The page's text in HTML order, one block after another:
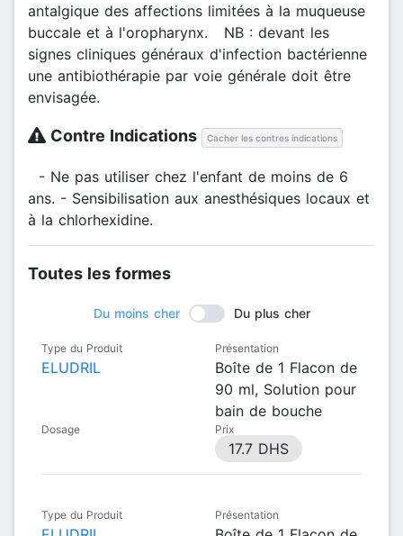
antalgique des affections limitées à la muqueuse
buccale et à l'oropharynx. NB : devant les
signes cliniques généraux d'infection bactérienne
une antibiothérapie par voie générale doit être
envisagée.
Contre Indications Cacher les contres indications
- Ne pas utiliser chez l'enfant de moins de 6
ans. - Sensibilisation aux anesthésiques locaux et
à la chlorhexidine.
Toutes les formes
Du moins cher Du plus cher
Type du Produit
ELUDRIL
Présentation
Boîte de 1 Flacon de
90 ml, Solution pour
bain de bouche
Dosage Prix
17.7 DHS
Type du Produit Présentation